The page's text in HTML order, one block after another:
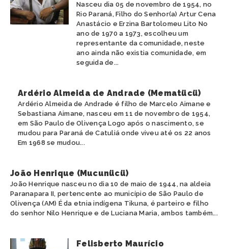
Nasceu dia 05 de novembro de 1954, no
Rio Paraná, Filho do Senhor(a) Artur Cena
Anastácio e Erzina Bartolomeu Lito No
ano de 1970 a 1973, escolheu um
representante da comunidade, neste
ano ainda não existia comunidade, em
seguida de...
Ardério Almeida de Andrade (Mematücü)
Ardério Almeida de Andrade é filho de Marcelo Aimane e
Sebastiana Aimane, nasceu em 11 de novembro de 1954,
em São Paulo de Olivença Logo após o nascimento, se
mudou para Paraná de Catuliá onde viveu até os 22 anos
Em 1968 se mudou...
João Henrique (Mucunücü)
João Henrique nasceu no dia 10 de maio de 1944, na aldeia
Paranapara II, pertencente ao município de São Paulo de
Olivença (AM) É da etnia indígena Tikuna, é parteiro e filho
do senhor Nilo Henrique e de Luciana Maria, ambos também...
Felisberto Maurício